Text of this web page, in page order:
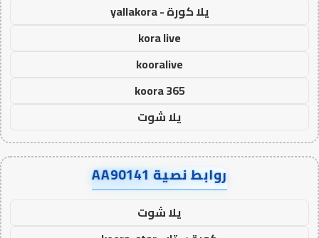
يلا كورة - yallakora
kora live
kooralive
koora 365
يلا شوت
روابط نصية AA90141
يلا شوت